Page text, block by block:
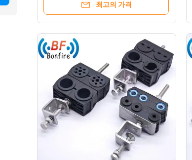
최고의 가격